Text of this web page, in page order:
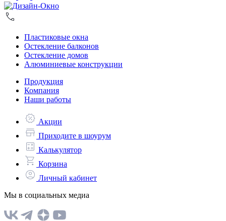
Пластиковые окна
Остекление балконов
Остекление домов
Алюминиевые конструкции
Продукция
Компания
Наши работы
Акции
Приходите в шоурум
Калькулятор
Корзина
Личный кабинет
Мы в социальных медиа